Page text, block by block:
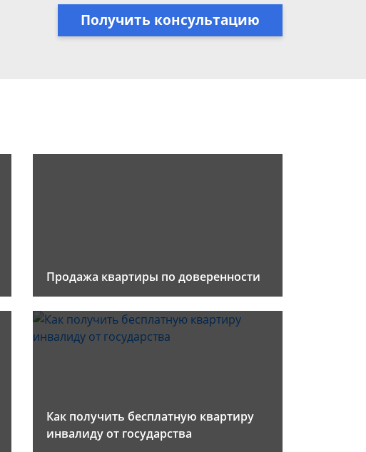
Получить консультацию
Продажа квартиры по доверенности
Как получить бесплатную квартиру
инвалиду от государства